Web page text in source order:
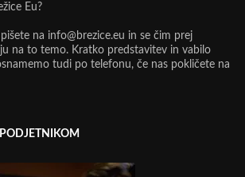
Eu?
na info@brezice.eu in se čim prej
na to temo. Kratko predstavitev in vabilo
tudi po telefonu, če nas pokličete na